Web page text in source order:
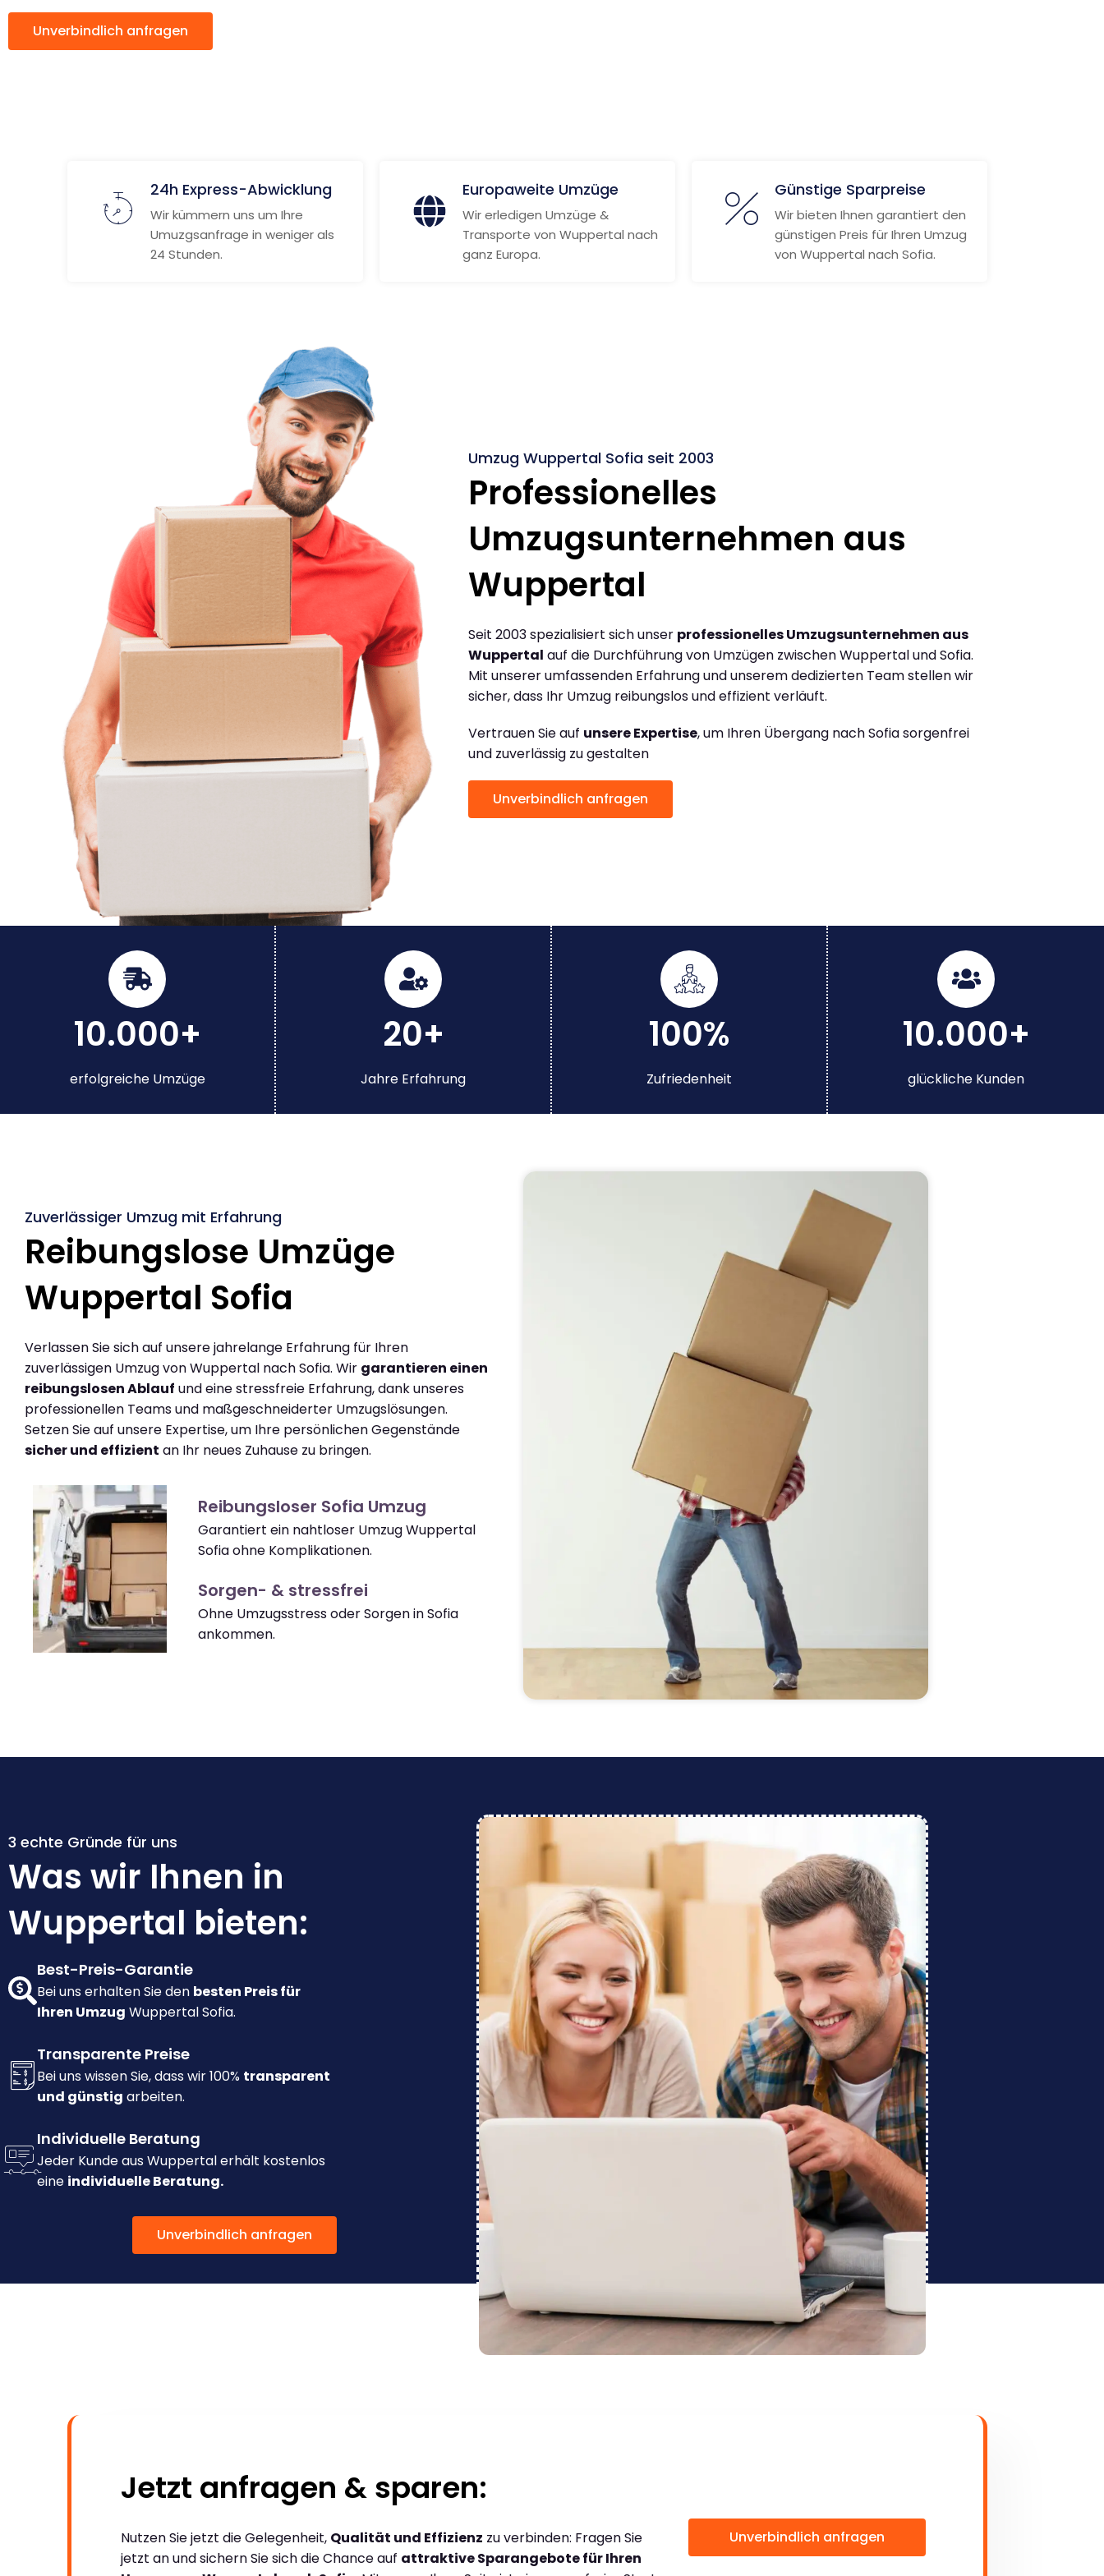
Unverbindlich anfragen
24h Express-Abwicklung
Wir kümmern uns um Ihre
Umuzgsanfrage in weniger als
24 Stunden.
Europaweite Umzüge
Wir erledigen Umzüge &
Transporte von Wuppertal nach
ganz Europa.
Günstige Sparpreise
Wir bieten Ihnen garantiert den
günstigen Preis für Ihren Umzug
von Wuppertal nach Sofia.
Umzug Wuppertal Sofia seit 2003
Professionelles
Umzugsunternehmen aus
Wuppertal
Seit 2003 spezialisiert sich unser professionelles Umzugsunternehmen aus
Wuppertal auf die Durchführung von Umzügen zwischen Wuppertal und Sofia.
Mit unserer umfassenden Erfahrung und unserem dedizierten Team stellen wir
sicher, dass Ihr Umzug reibungslos und effizient verläuft.
Vertrauen Sie auf unsere Expertise, um Ihren Übergang nach Sofia sorgenfrei
und zuverlässig zu gestalten
Unverbindlich anfragen
10.000+
erfolgreiche Umzüge
20+
Jahre Erfahrung
100%
Zufriedenheit
10.000+
glückliche Kunden
Zuverlässiger Umzug mit Erfahrung
Reibungslose Umzüge
Wuppertal Sofia
Verlassen Sie sich auf unsere jahrelange Erfahrung für Ihren
zuverlässigen Umzug von Wuppertal nach Sofia. Wir garantieren einen
reibungslosen Ablauf und eine stressfreie Erfahrung, dank unseres
professionellen Teams und maßgeschneiderter Umzugslösungen.
Setzen Sie auf unsere Expertise, um Ihre persönlichen Gegenstände
sicher und effizient an Ihr neues Zuhause zu bringen.
Reibungsloser Sofia Umzug
Garantiert ein nahtloser Umzug Wuppertal
Sofia ohne Komplikationen.
Sorgen- & stressfrei
Ohne Umzugsstress oder Sorgen in Sofia
ankommen.
3 echte Gründe für uns
Was wir Ihnen in
Wuppertal bieten:
Best-Preis-Garantie
Bei uns erhalten Sie den besten Preis für
Ihren Umzug Wuppertal Sofia.
Transparente Preise
Bei uns wissen Sie, dass wir 100% transparent
und günstig arbeiten.
Individuelle Beratung
Jeder Kunde aus Wuppertal erhält kostenlos
eine individuelle Beratung.
Unverbindlich anfragen
Jetzt anfragen & sparen:
Nutzen Sie jetzt die Gelegenheit, Qualität und Effizienz zu verbinden: Fragen Sie
jetzt an und sichern Sie sich die Chance auf attraktive Sparangebote für Ihren
Unverbindlich anfragen